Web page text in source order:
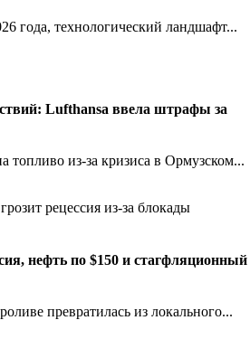
года, технологический ландшафт...
Lufthansa ввела штрафы за
топливо из-за кризиса в Ормузском...
нефть по $150 и стагфляционный
превратилась из локального...